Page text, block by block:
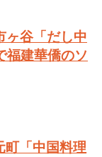
ヶ谷「だし中
福建華僑のソ
町「中国料理